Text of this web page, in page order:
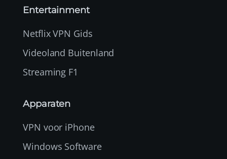
Entertainment
Netflix VPN Gids
Videoland Buitenland
Streaming F1
Apparaten
VPN voor iPhone
Windows Software